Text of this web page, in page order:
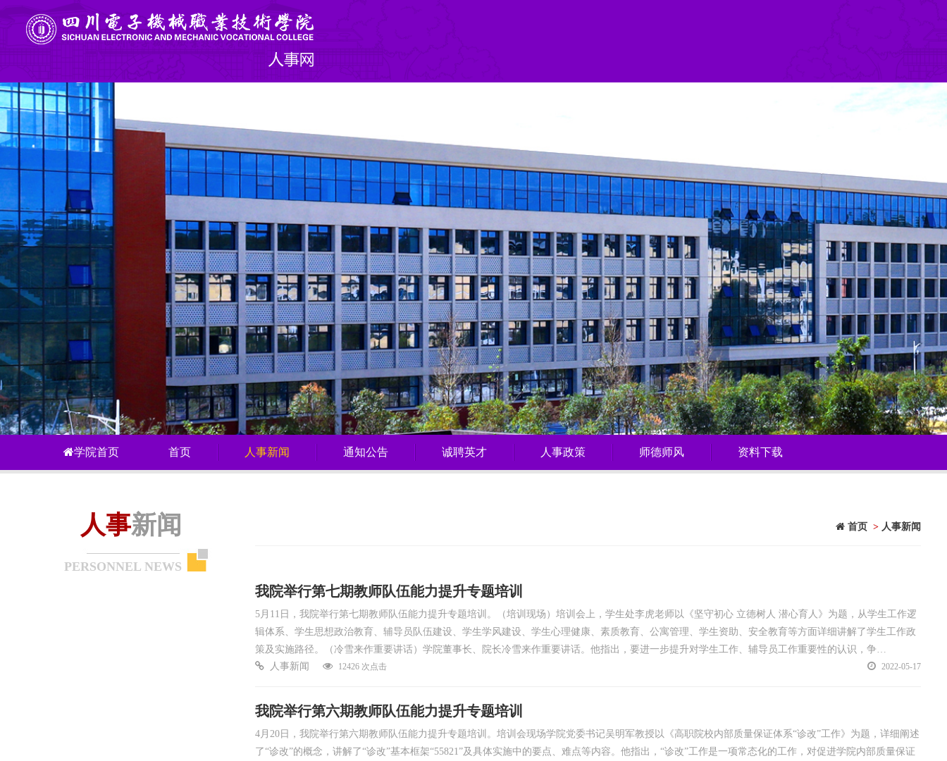
学院首页 首页 人事新闻 通知公告 诚聘英才 人事政策 师德师风 资料下载
人事新闻
PERSONNEL NEWS
首页 > 人事新闻
我院举行第七期教师队伍能力提升专题培训
5月11日，我院举行第七期教师队伍能力提升专题培训。（培训现场）培训会上，学生处李虎老师以《坚守初心 立德树人 潜心育人》为题，从学生工作逻
辑体系、学生思想政治教育、辅导员队伍建设、学生学风建设、学生心理健康、素质教育、公寓管理、学生资助、安全教育等方面详细讲解了学生工作政
策及实施路径。（冷雪来作重要讲话）学院董事长、院长冷雪来作重要讲话。他指出，要进一步提升对学生工作、辅导员工作重要性的认识，争…
人事新闻
12426 次点击 2022-05-17
我院举行第六期教师队伍能力提升专题培训
4月20日，我院举行第六期教师队伍能力提升专题培训。培训会现场学院党委书记吴明军教授以《高职院校内部质量保证体系“诊改”工作》为题，详细阐述
了“诊改”的概念，讲解了“诊改”基本框架“55821”及具体实施中的要点、难点等内容。他指出，“诊改”工作是一项常态化的工作，对促进学院内部质量保证